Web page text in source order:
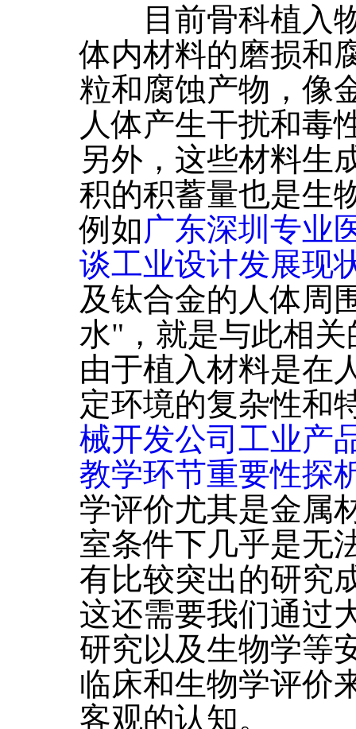
目前骨科植入物
体内材料的磨损和
粒和腐蚀产物，像
人体产生干扰和毒
另外，这些材料生
积的积蓄量也是生
例如广东深圳专业
谈工业设计发展现
及钛合金的人体周
水"，就是与此相
由于植入材料是在
定环境的复杂性和
械开发公司工业产
教学环节重要性探
学评价尤其是金属
室条件下几乎是无
有比较突出的研究
这还需要我们通过
研究以及生物学等
临床和生物学评价
客观的认知。